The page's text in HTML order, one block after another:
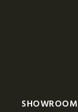
SHOWROOM